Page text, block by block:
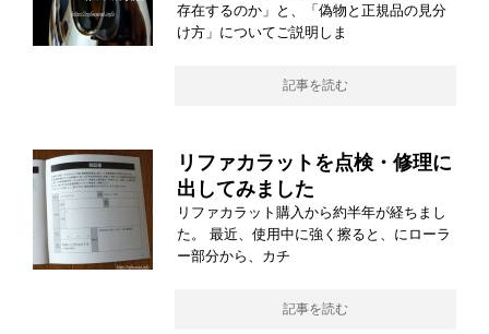
存在するのか」と、「偽物と正規品の見分
け方」についてご説明しま
記事を読む
リファカラットを点検・修理に
出してみました
リファカラット購入から約半年が経ちまし
た。 最近、使用中に強く擦ると、にローラ
ー部分から、カチ
記事を読む